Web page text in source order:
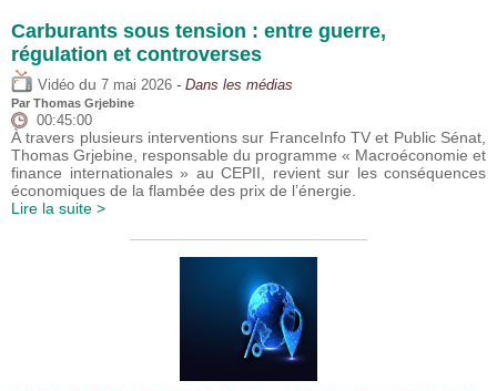
Carburants sous tension : entre guerre,
régulation et controverses
Vidéo du 7 mai 2026 - Dans les médias
Par Thomas Grjebine
00:45:00
À travers plusieurs interventions sur FranceInfo TV et Public Sénat,
Thomas Grjebine, responsable du programme « Macroéconomie et
finance internationales » au CEPII, revient sur les conséquences
économiques de la flambée des prix de l’énergie.
Lire la suite >